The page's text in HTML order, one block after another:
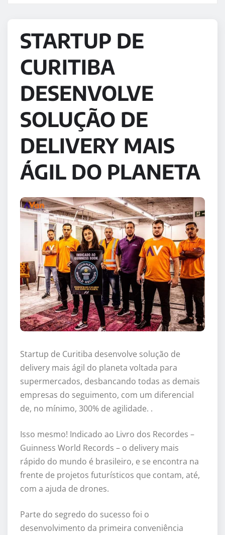
STARTUP DE
CURITIBA
DESENVOLVE
SOLUÇÃO DE
DELIVERY MAIS
ÁGIL DO PLANETA
Startup de Curitiba desenvolve solução de
delivery mais ágil do planeta voltada para
supermercados, desbancando todas as demais
empresas do seguimento, com um diferencial
de, no mínimo, 300% de agilidade. .
Isso mesmo! Indicado ao Livro dos Recordes –
Guinness World Records – o delivery mais
rápido do mundo é brasileiro, e se encontra na
frente de projetos futurísticos que contam, até,
com a ajuda de drones.
Parte do segredo do sucesso foi o
desenvolvimento da primeira conveniência